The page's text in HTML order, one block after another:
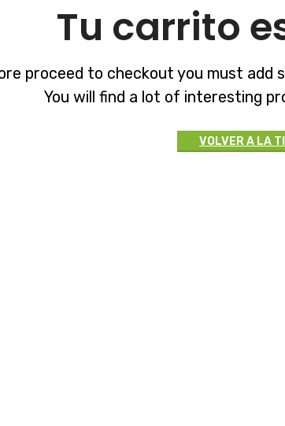
Tu carrito
proceed to checkout you must add
You will find a lot of interesting
VOLVER A LA